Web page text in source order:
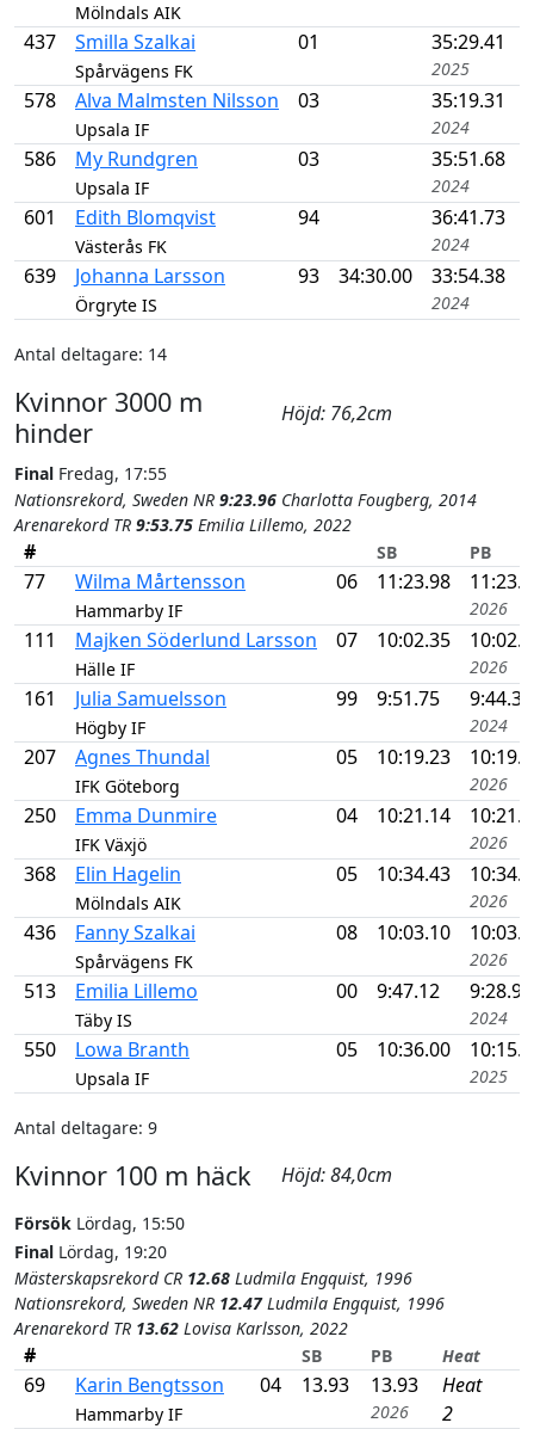
Mölndals AIK
437 Smilla Szalkai
Spårvägens FK
01 35:29.41
2025
578 Alva Malmsten Nilsson
Upsala IF
03 35:19.31
2024
586 My Rundgren
Upsala IF
03 35:51.68
2024
601 Edith Blomqvist
Västerås FK
94 36:41.73
2024
639 Johanna Larsson
Örgryte IS
93 34:30.00 33:54.38
2024
Antal deltagare: 14
Kvinnor 3000 m
hinder
Höjd: 76,2cm
Final Fredag, 17:55
Nationsrekord, Sweden NR 9:23.96 Charlotta Fougberg, 2014
Arenarekord TR 9:53.75 Emilia Lillemo, 2022
# SB PB
77 Wilma Mårtensson
Hammarby IF
06 11:23.98
2026
111 Majken Söderlund Larsson
Hälle IF
07 10:02.35
2026
161 Julia Samuelsson
Högby IF
99 9:51.75 9:44.36
2024
207 Agnes Thundal
IFK Göteborg
05 10:19.23
2026
250 Emma Dunmire
IFK Växjö
04 10:21.14
2026
368 Elin Hagelin
Mölndals AIK
05 10:34.43
2026
436 Fanny Szalkai
Spårvägens FK
08 10:03.10
2026
513 Emilia Lillemo
Täby IS
00 9:47.12 9:28.99
2024
550 Lowa Branth
Upsala IF
05 10:36.00
2025
Antal deltagare: 9
Kvinnor 100 m häck Höjd: 84,0cm
Försök Lördag, 15:50
Final Lördag, 19:20
Mästerskapsrekord CR 12.68 Ludmila Engquist, 1996
Nationsrekord, Sweden NR 12.47Ludmila Engquist, 1996
Arenarekord TR 13.62 Lovisa Karlsson, 2022
# SB PB Heat
69 Karin Bengtsson
Hammarby IF
04 13.93 13.93
2026
Heat
2